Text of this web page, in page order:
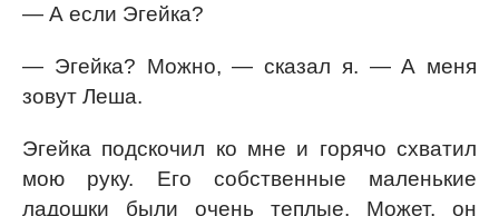
— А если Эгейка?
— Эгейка? Можно, — сказал я. — А меня
зовут Леша.
Эгейка подскочил ко мне и горячо схватил
мою руку. Его собственные маленькие
ладошки были очень теплые. Может, он